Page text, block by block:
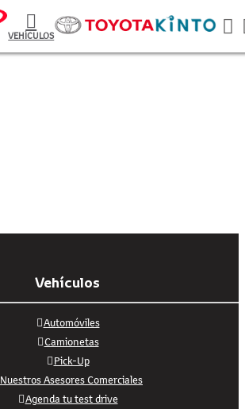
VEHÍCULOS
Vehículos
Automóviles
Camionetas
Pick-Up
Nuestros Asesores Comerciales
Agenda tu test drive